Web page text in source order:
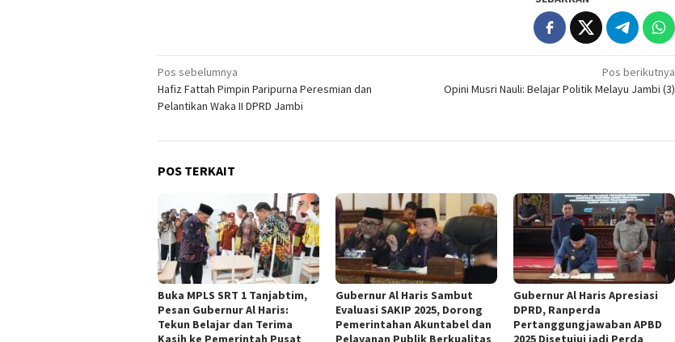
Navigasi
pos
Pos sebelumnya
Hafiz Fattah Pimpin Paripurna Peresmian dan
Pelantikan Waka II DPRD Jambi
Pos berikutnya
Opini Musri Nauli: Belajar Politik Melayu Jambi (3)
POS TERKAIT
Buka MPLS SRT 1 Tanjabtim,
Pesan Gubernur Al Haris:
Tekun Belajar dan Terima
Kasih ke Pemerintah Pusat
Gubernur Al Haris Sambut
Evaluasi SAKIP 2025, Dorong
Pemerintahan Akuntabel dan
Pelayanan Publik Berkualitas
Gubernur Al Haris Apresiasi
DPRD, Ranperda
Pertanggungjawaban APBD
2025 Disetujui jadi Perda